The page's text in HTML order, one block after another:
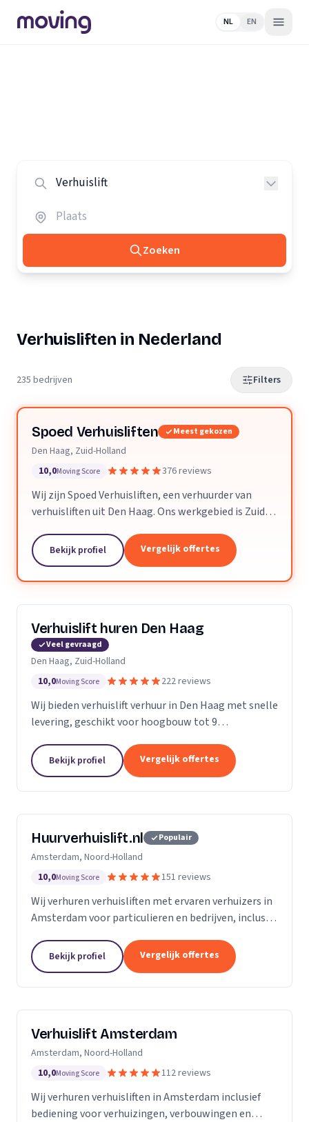
NL EN
Zoeken
Verhuisliften in Nederland
235 bedrijven Filters
Spoed Verhuisliften Meest gekozen
Den Haag, Zuid-Holland
10,0Moving Score 376 reviews
Wij zijn Spoed Verhuisliften, een verhuurder van
verhuisliften uit Den Haag. Ons werkgebied is Zuid-
Bekijk profiel Vergelijk offertes
Verhuislift huren Den Haag
Veel gevraagd
Den Haag, Zuid-Holland
10,0Moving Score 222 reviews
Wij bieden verhuislift verhuur in Den Haag met snelle
levering, geschikt voor hoogbouw tot 9
Bekijk profiel Vergelijk offertes
Huurverhuislift.nl Populair
Amsterdam, Noord-Holland
10,0Moving Score 151 reviews
Wij verhuren verhuisliften met ervaren verhuizers in
Amsterdam voor particulieren en bedrijven, inclusief
Bekijk profiel Vergelijk offertes
Verhuislift Amsterdam
Amsterdam, Noord-Holland
10,0Moving Score 112 reviews
Wij verhuren verhuisliften in Amsterdam inclusief
bediening voor verhuizingen, verbouwingen en